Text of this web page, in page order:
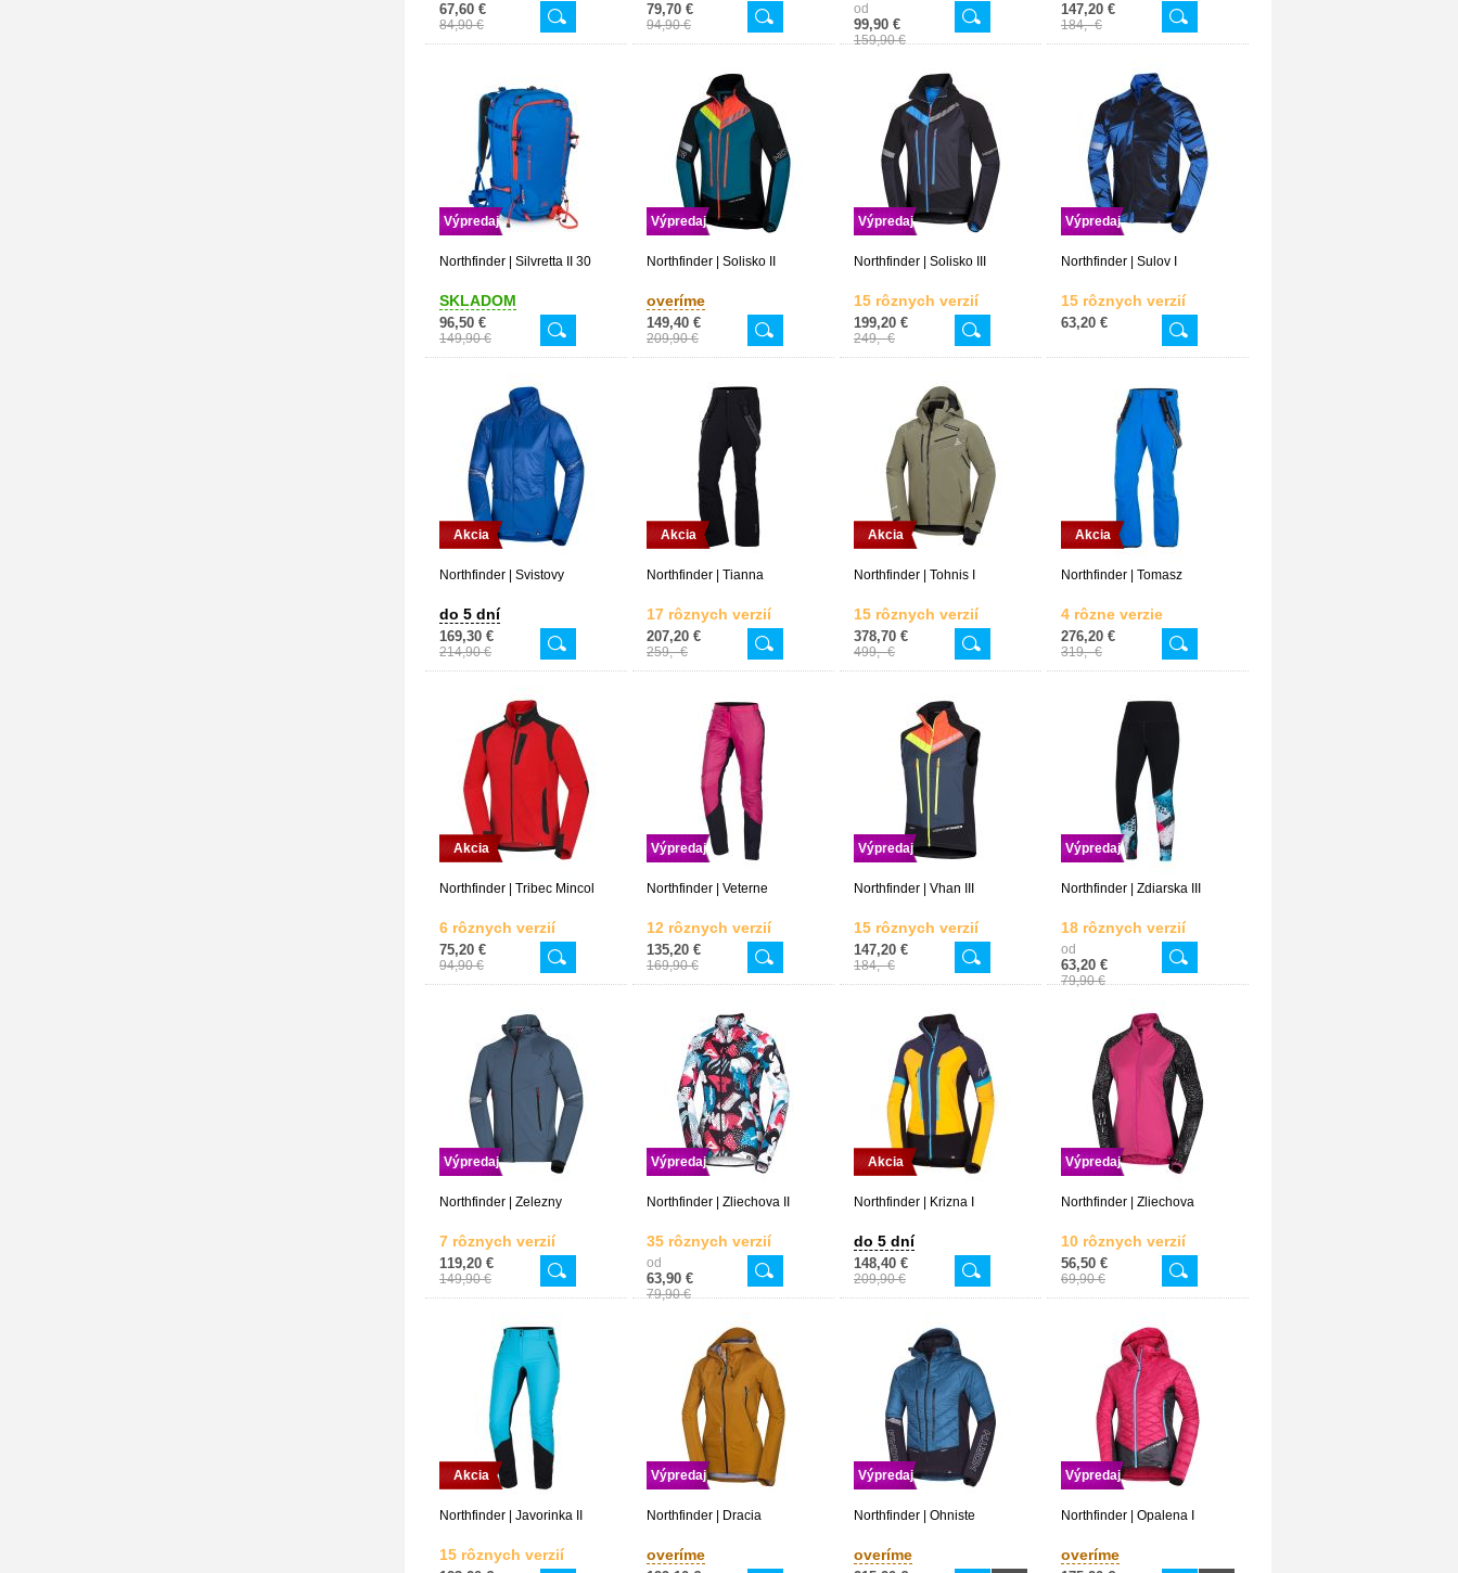
67,60 €
84,90 €
79,70 €
94,90 €
od
99,90 €
159,90 €
147,20 €
184,- €
Výpredaj
Northfinder | Silvretta II 30
SKLADOM
96,50 €
149,90 €
Výpredaj
Northfinder | Solisko II
overíme
149,40 €
209,90 €
Výpredaj
Northfinder | Solisko III
15 rôznych verzií
199,20 €
249,- €
Výpredaj
Northfinder | Sulov I
15 rôznych verzií
63,20 €
Akcia
Northfinder | Svistovy
do 5 dní
169,30 €
214,90 €
Akcia
Northfinder | Tianna
17 rôznych verzií
207,20 €
259,- €
Akcia
Northfinder | Tohnis I
15 rôznych verzií
378,70 €
499,- €
Akcia
Northfinder | Tomasz
4 rôzne verzie
276,20 €
319,- €
Akcia
Northfinder | Tribec Mincol
6 rôznych verzií
75,20 €
94,90 €
Výpredaj
Northfinder | Veterne
12 rôznych verzií
135,20 €
169,90 €
Výpredaj
Northfinder | Vhan III
15 rôznych verzií
147,20 €
184,- €
Výpredaj
Northfinder | Zdiarska III
18 rôznych verzií
od
63,20 €
79,90 €
Výpredaj
Northfinder | Zelezny
7 rôznych verzií
119,20 €
149,90 €
Výpredaj
Northfinder | Zliechova II
35 rôznych verzií
od
63,90 €
79,90 €
Akcia
Northfinder | Krizna I
do 5 dní
148,40 €
209,90 €
Výpredaj
Northfinder | Zliechova
10 rôznych verzií
56,50 €
69,90 €
Akcia
Northfinder | Javorinka II
15 rôznych verzií
Výpredaj
Northfinder | Dracia
overíme
Výpredaj
Northfinder | Ohniste
overíme
Výpredaj
Northfinder | Opalena I
overíme